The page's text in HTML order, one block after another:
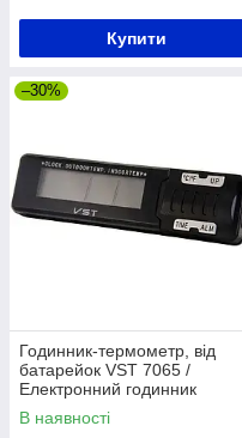
Купити
–30%
Годинник-термометр, від
батарейок VST 7065 /
Електронний годинник
настільний / Годинник для
дому / Годинник з
В наявності